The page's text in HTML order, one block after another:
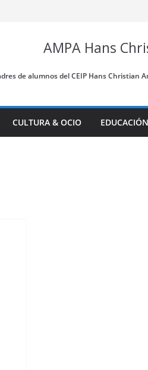
AMPA Hans
de alumnos del CEIP Hans Christian
CULTURA & OCIO EDUCACIÓN